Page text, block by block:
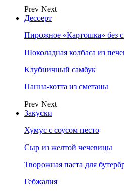
Prev Next
Дессерт
Пирожное «Картошка» без
Шоколадная колбаса из
Клубничный самбук
Панна-котта из сметаны
Prev Next
Закуски
Хумус с соусом песто
Сыр из желтой чечевицы
Творожная паста для
Гебжалия